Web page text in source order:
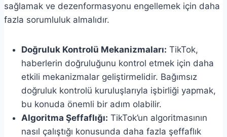
sağlamak ve dezenformasyonu engellemek için daha
fazla sorumluluk almalıdır.
Doğruluk Kontrolü Mekanizmaları: TikTok,
haberlerin doğruluğunu kontrol etmek için daha
etkili mekanizmalar geliştirmelidir. Bağımsız
doğruluk kontrolü kuruluşlarıyla işbirliği yapmak,
bu konuda önemli bir adım olabilir.
Algoritma Şeffaflığı: TikTok’un algoritmasının
nasıl çalıştığı konusunda daha fazla şeffaflık